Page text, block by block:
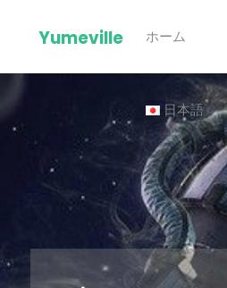
Yumeville ホーム
日本語